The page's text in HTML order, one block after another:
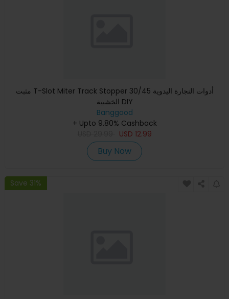
مثبت T-Slot Miter Track Stopper 30/45 أدوات النجارة اليدوية
الخشبية DIY
Banggood
+ Upto 9.80% Cashback
USD 12.99
Buy Now
Save 31%